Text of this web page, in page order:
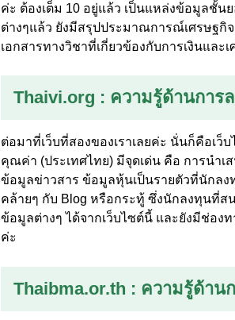
ค่ะ ต้องเต็ม 10 อยู่แล้ว เป็นแหล่งข้อมูลชั้น
ต่างๆแล้ว ยังมีสรุปประมาณการณ์เศรษฐกิ
เอกสารทางวิชาที่เกี่ยวข้องกับการเงินแล
Thaivi.org : ความรู้ด้านการ
ต่อมาที่เว็บที่สองของเราเลยค่ะ นั่นก็คือเว็
คุณค่า (ประเทศไทย) มีจุดเด่น คือ การนำ
ข้อมูลข่าวสาร ข้อมูลหุ้นเป็นรายตัวที่นักลง
คล้ายๆ กับ Blog หรือกระทู้ ซึ่งนักลงทุนที่
ข้อมูลต่างๆ ได้จากเว็บไซต์นี้ และยังมีช่อง
ค่ะ
Thaibma.or.th : ความรู้ด้าน